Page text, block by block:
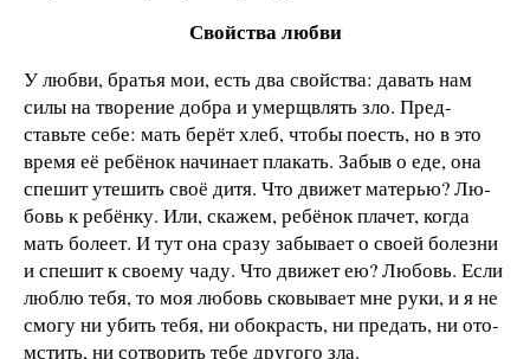
Свойства любви
У любви, братья мои, есть два свойства: давать нам
силы на творение добра и умерщвлять зло. Пред­
ставьте себе: мать берёт хлеб, чтобы поесть, но в это
время её ребёнок начинает плакать. Забыв о еде, она
спешит утешить своё дитя. Что движет матерью? Лю­
бовь к ребёнку. Или, скажем, ребёнок плачет, когда
мать болеет. И тут она сразу забывает о своей болезни
и спешит к своему чаду. Что движет ею? Любовь. Если
люблю тебя, то моя любовь сковывает мне руки, и я не
смогу ни убить тебя, ни обокрасть, ни предать, ни ото­
мстить, ни сотворить тебе другого зла.